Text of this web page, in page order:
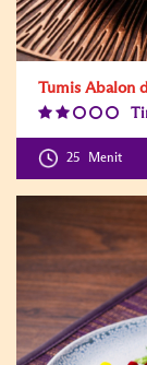
Tumis Abalon
25 Menit